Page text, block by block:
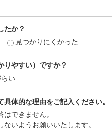
たか？
見つかりにくかった
りやすい）ですか？
らい
体的な理由をご記入ください。
できません。
いようお願いいたします。